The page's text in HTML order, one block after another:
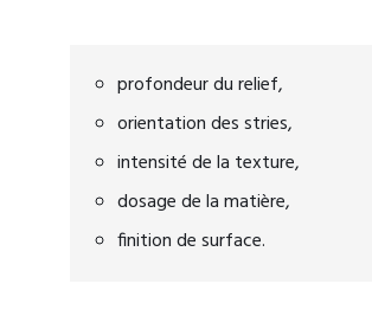
profondeur du relief,
orientation des stries,
intensité de la texture,
dosage de la matière,
finition de surface.